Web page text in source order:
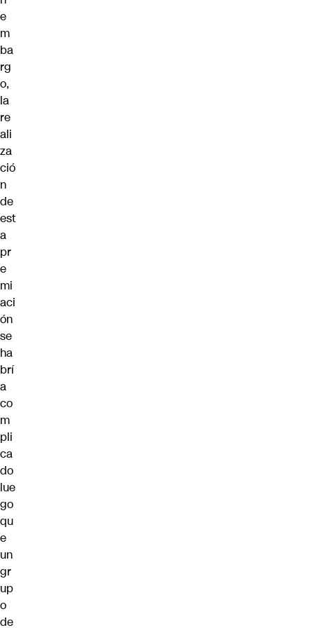
e
m
ba
rg
o,
la
re
ali
za
ció
n
de
est
a
pr
e
mi
aci
ón
se
ha
brí
a
co
m
pli
ca
do
lue
go
qu
e
un
gr
up
o
de